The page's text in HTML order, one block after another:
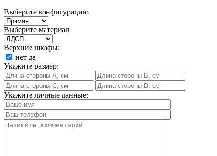
Выберите конфигурацию
Выберите материал
Верхние шкафы:
нет да
Укажите размер:
Укажите личные данные: